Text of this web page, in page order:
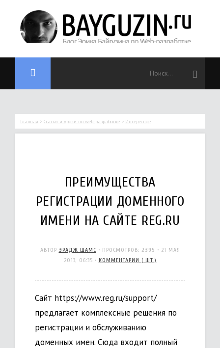
Главная >Статьи и уроки по web-разработке > Интересное
ПРЕИМУЩЕСТВА
РЕГИСТРАЦИИ ДОМЕННОГО
ИМЕНИ НА САЙТЕ REG.RU
АВТОР ЭРАДЖ ШАМС• ПРОСМОТРОВ: 2395 • 21 МАЯ
2013, 06:35 • КОММЕНТАРИИ ( ШТ.)
Сайт https://www.reg.ru/support/
предлагает комплексные решения по
регистрации и обслуживанию
доменных имен. Сюда входит полный